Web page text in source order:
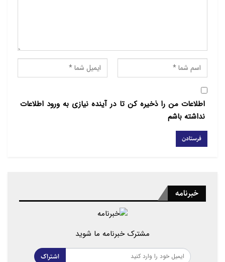
اطلاعات من را ذخیره کن تا در آینده نیازی به ورود اطلاعات
نداشته باشم
خبرنامه
مشترک خبرنامه ما شوید
اشتراک